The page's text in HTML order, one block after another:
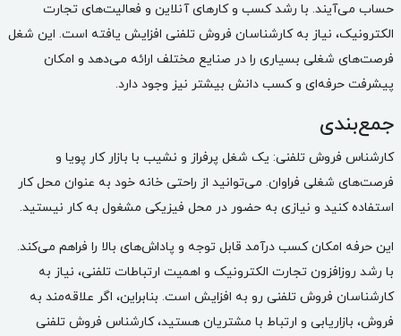
حساب می‌آیند. با رشد کسب و کارهای آنلاین و فعالیت‌های تجارت
الکترونیک، نیاز به کارشناسان فروش تلفنی افزایش یافته است. این شغل
فرصت‌های شغلی بسیاری را در صنایع مختلف ارائه می‌دهد و امکان
پیشرفت حرفه‌ای و کسب دانش بیشتر نیز وجود دارد.
جمع‌بندی
کارشناس فروش تلفنی: یک شغل پرفراز و نشیب با بازار کار پویا و
فرصت‌های شغلی فراوان. می‌توانید از راحتی خانه خود به عنوان محل کار
استفاده کنید و نیازی به حضور در محل فیزیکی مشغول به کار نیستید.
این حرفه امکان کسب درآمد قابل توجه و پاداش‌های بالا را فراهم می‌کند.
با رشد روزافزون تجارت الکترونیک و اهمیت ارتباطات تلفنی، نیاز به
کارشناسان فروش تلفنی رو به افزایش است. بنابراین، اگر علاقه‌مند به
فروش، بازاریابی و ارتباط با مشتریان هستید، کارشناس فروش تلفنی